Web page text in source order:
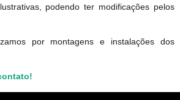
podendo ter modificações pelos
por montagens e instalações dos